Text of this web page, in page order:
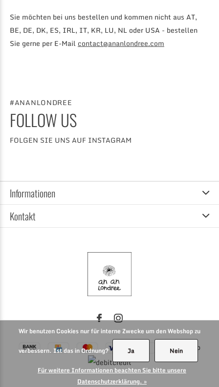
Sie möchten bei uns bestellen und kommen nicht aus AT,
BE, DE, DK, ES, IRL, IT, KR, LU, NL oder USA - bestellen
Sie gerne per E-Mail contact@ananlondree.com
#ANANLONDREE
FOLLOW US
FOLGEN SIE UNS AUF INSTAGRAM
Informationen
Kontakt
Wir benutzen Cookies nur für interne Zwecke um den Webshop zu
verbessern. Ist das in Ordnung? Ja Nein
Für weitere Informationen beachten Sie bitte unsere
Datenschutzerklärung. »